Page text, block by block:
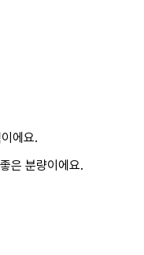
에요.
은 분량이에요.